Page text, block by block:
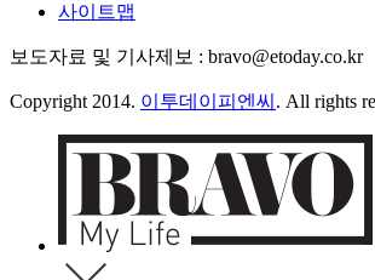
사이트맵
보도자료 및 기사제보 : bravo@etoday.co.kr
Copyright 2014. 이투데이피엔씨 . All rights